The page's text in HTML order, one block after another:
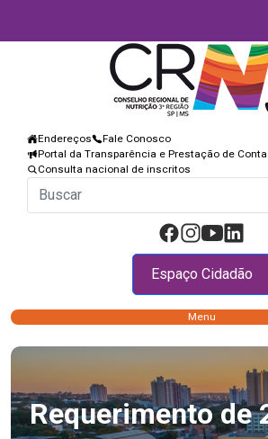
Endereços
Fale Conosco
Portal da Transparência e Prestação de
Consulta nacional de inscritos
Espaço Cidadão
Menu
Requerimento de